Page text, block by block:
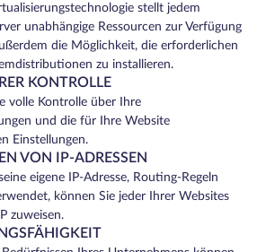
stellt jedem
unabhängige Ressourcen zur Verfügung
die Möglichkeit, die erforderlichen
zu installieren.
KONTROLLE
volle Kontrolle über Ihre
und die für Ihre Website
Einstellungen.
VON IP-ADRESSEN
eigene IP-Adresse, Routing-Regeln
können Sie jeder Ihrer Websites
zuweisen.